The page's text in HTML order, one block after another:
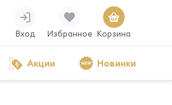
Вход Избранное Корзина
Акции Новинки